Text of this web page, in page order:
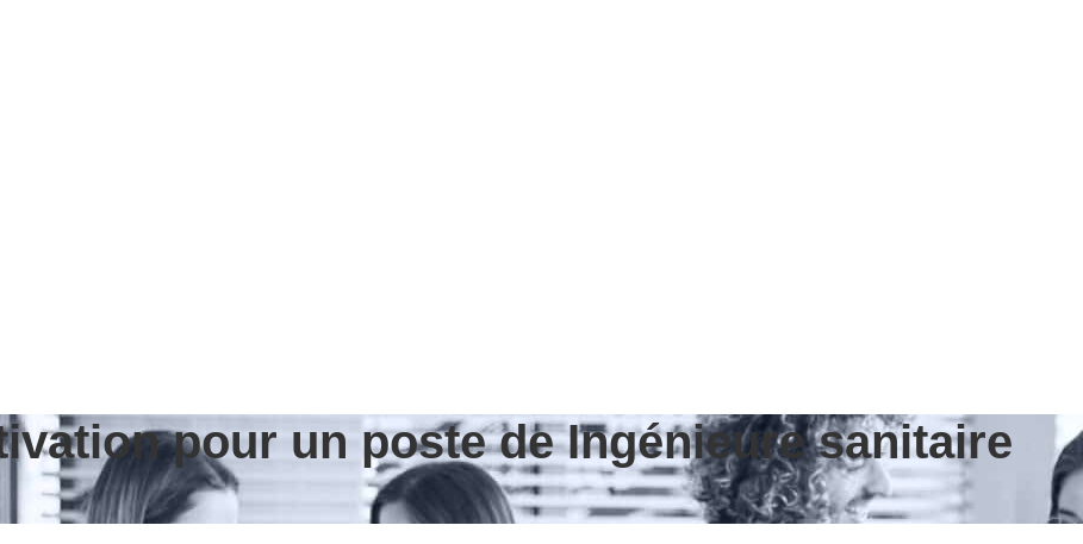
pour un poste de Ingénieure sanitaire